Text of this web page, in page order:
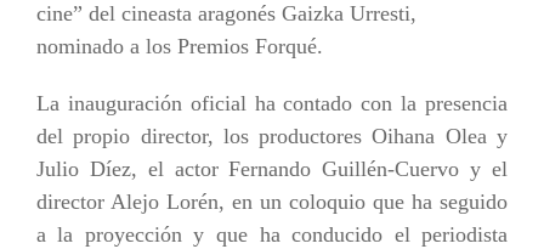
cine” del cineasta aragonés Gaizka Urresti,
nominado a los Premios Forqué.
La inauguración oficial ha contado con la presencia
del propio director, los productores Oihana Olea y
Julio Díez, el actor Fernando Guillén-Cuervo y el
director Alejo Lorén, en un coloquio que ha seguido
a la proyección y que ha conducido el periodista